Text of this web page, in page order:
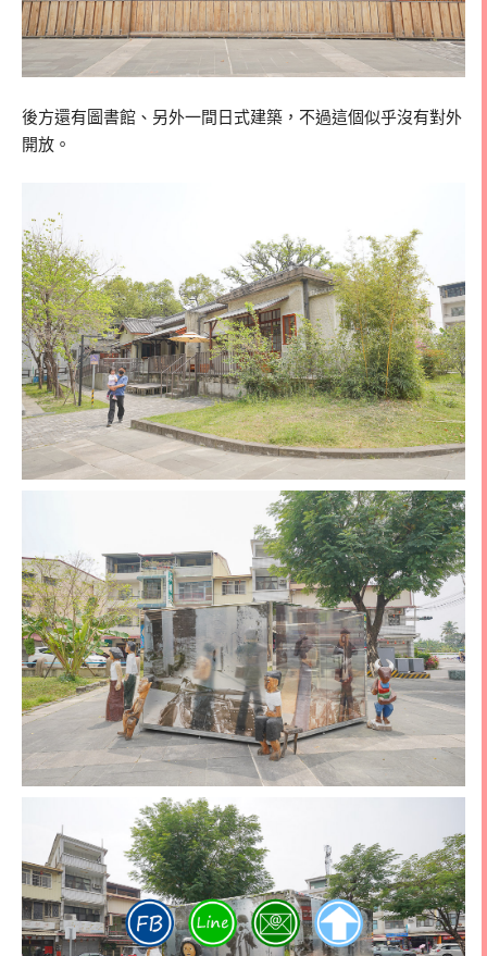
後方還有圖書館、另外一間日式建築，不過這個似乎沒有對外
開放。